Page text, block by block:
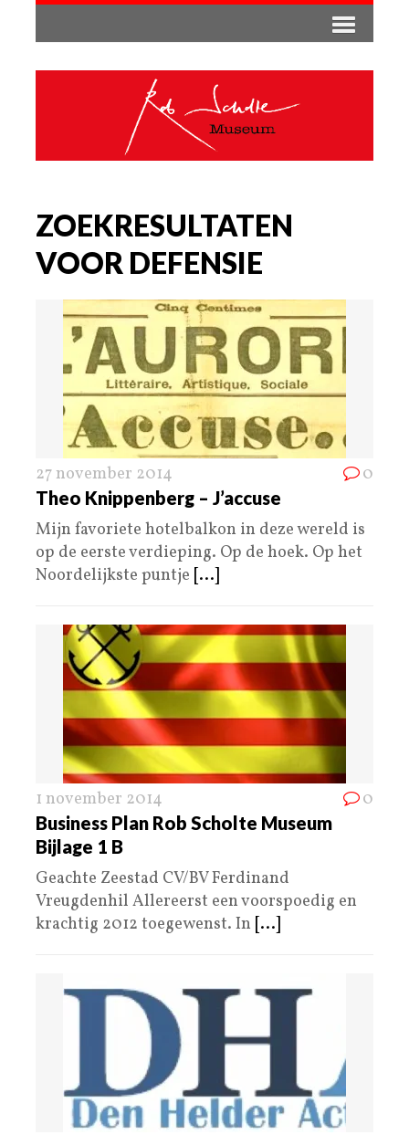
ZOEKRESULTATEN
VOOR DEFENSIE
27 november 2014 0
Theo Knippenberg – J’accuse
Mijn favoriete hotelbalkon in deze wereld is
op de eerste verdieping. Op de hoek. Op het
Noordelijkste puntje [...]
1 november 2014 0
Business Plan Rob Scholte Museum
Bijlage 1 B
Geachte Zeestad CV/BV Ferdinand
Vreugdenhil Allereerst een voorspoedig en
krachtig 2012 toegewenst. In [...]